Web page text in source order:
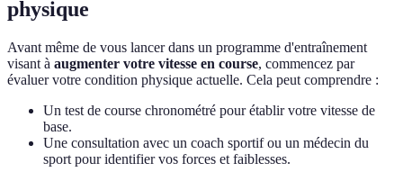
physique
Avant même de vous lancer dans un programme d'entraînement
visant à augmenter votre vitesse en course, commencez par
évaluer votre condition physique actuelle. Cela peut comprendre :
Un test de course chronométré pour établir votre vitesse de
base.
Une consultation avec un coach sportif ou un médecin du
sport pour identifier vos forces et faiblesses.